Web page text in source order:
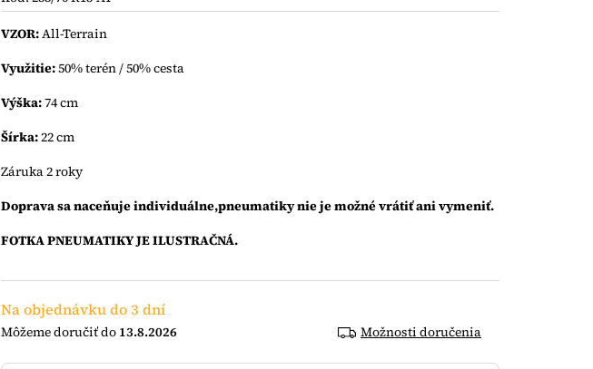
Na objednávku do 3 dní
13.8.2026 Možnosti doručenia
VZOR:All-Terrain
Využitie:50% terén / 50% cesta
Výška:74 cm
Šírka:22 cm
Záruka 2 roky
Doprava sa naceňuje individuálne,pneumatiky nie je možné vrátiť ani vymeniť.
FOTKA PNEUMATIKY JE ILUSTRAČNÁ.
5